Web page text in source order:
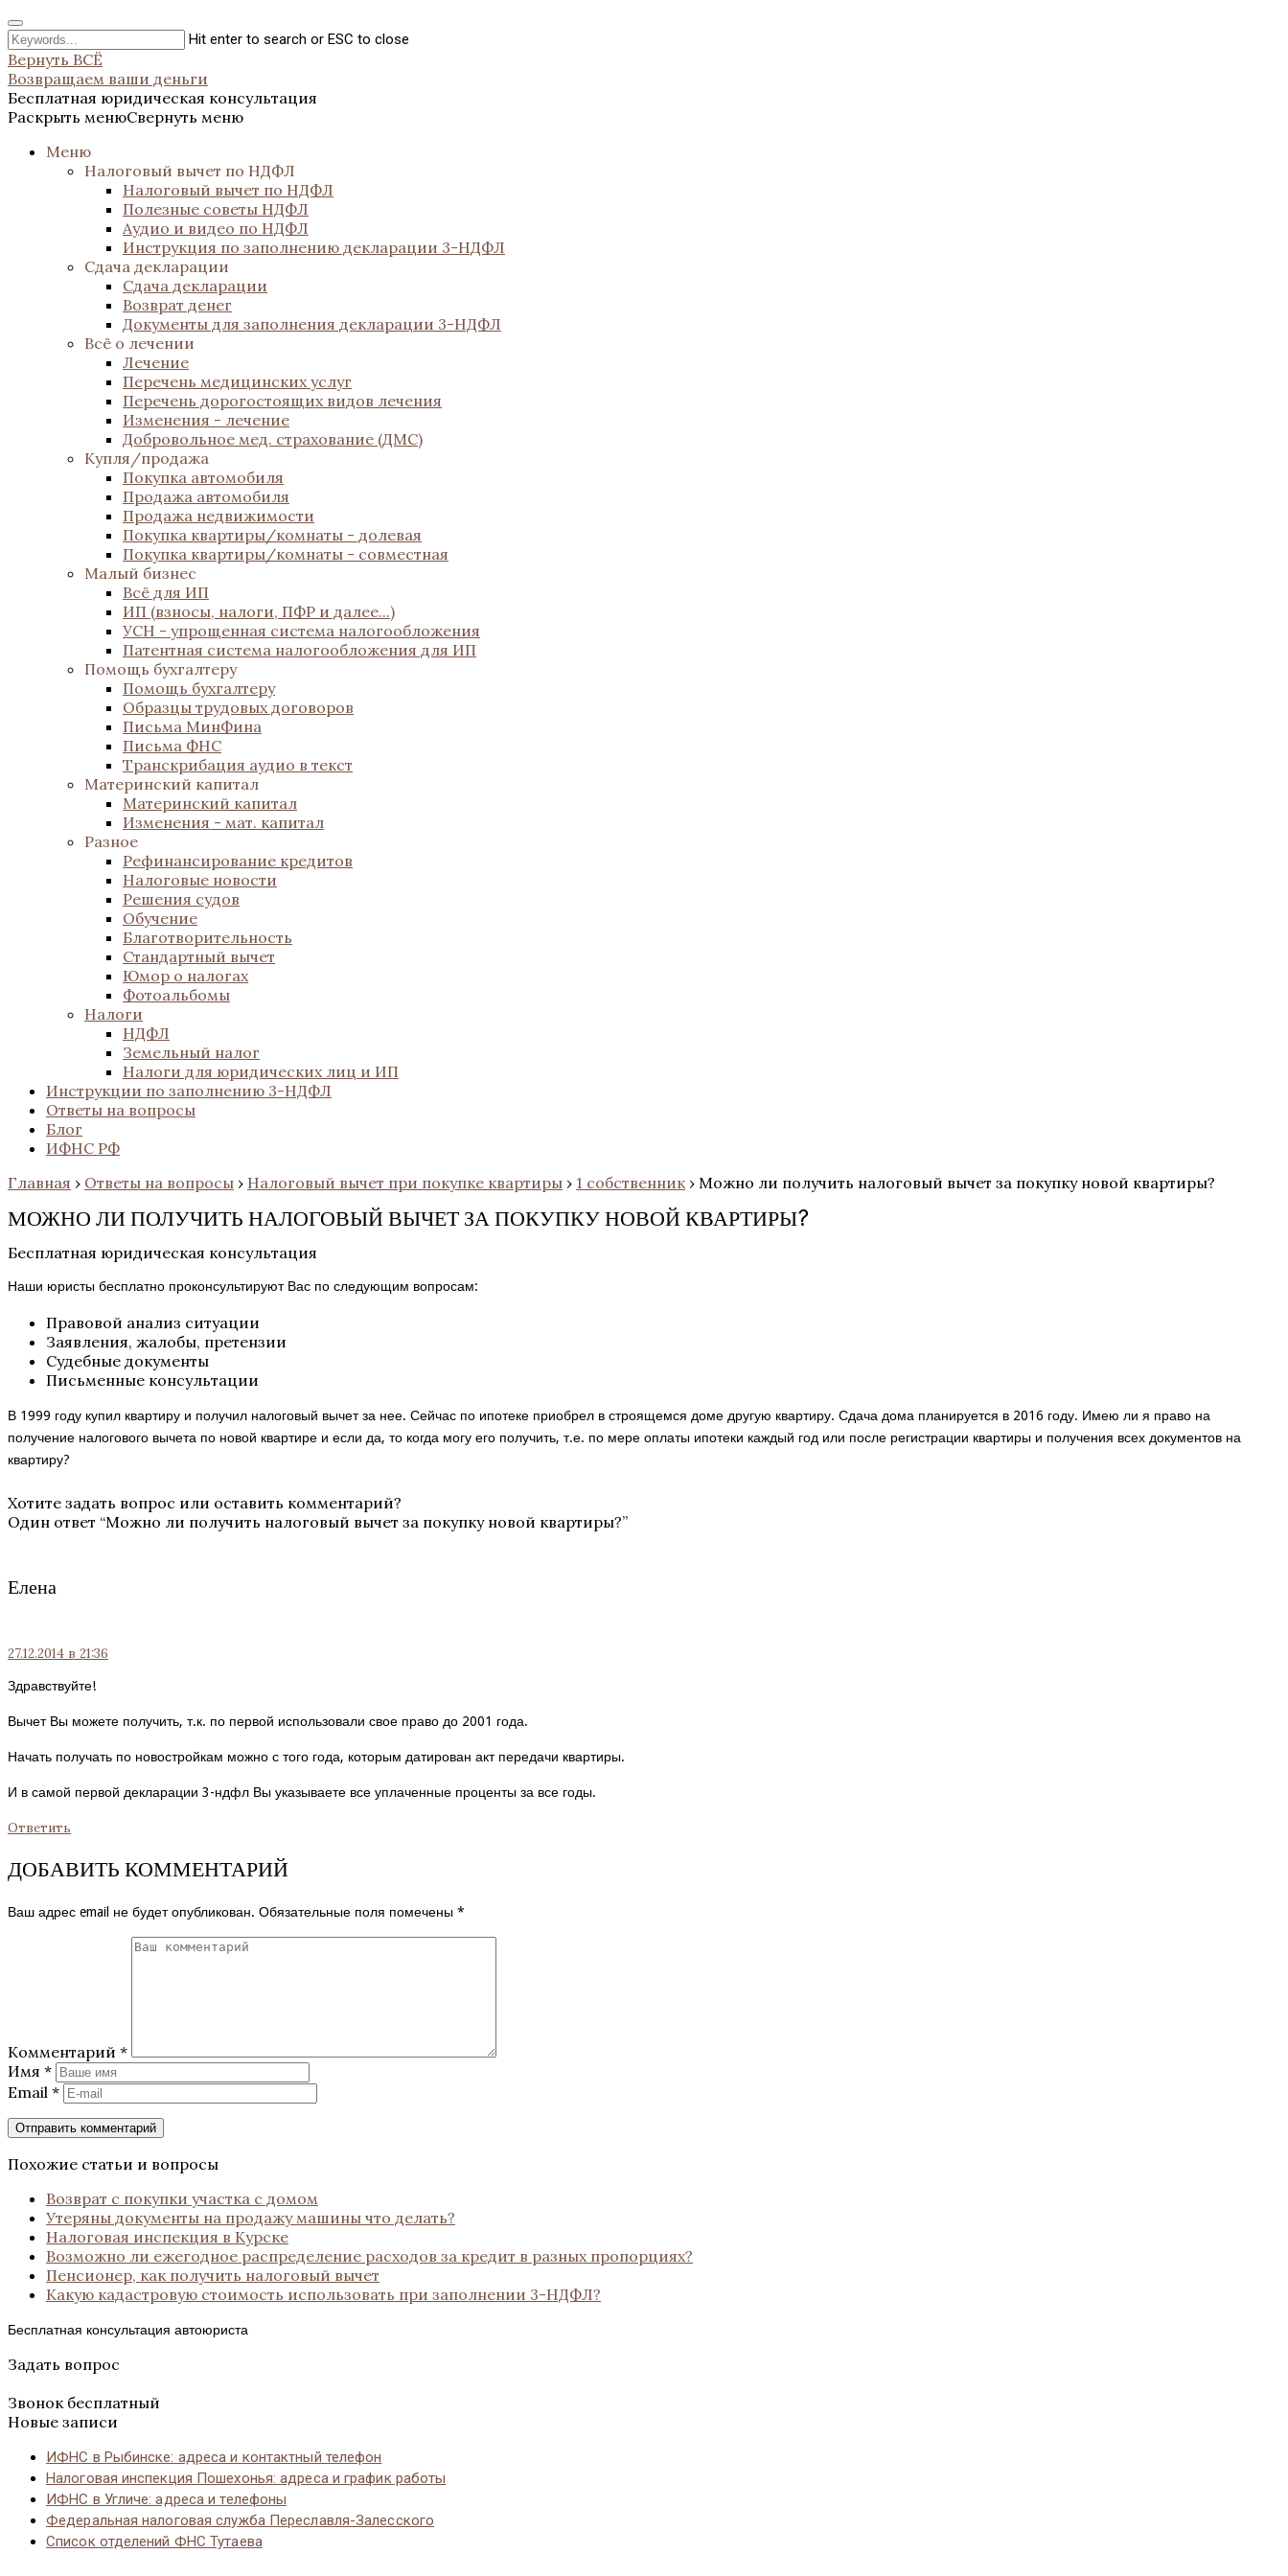
Hit enter to search or ESC to close
Вернуть ВСЁ
Возвращаем ваши деньги
Бесплатная юридическая консультация
Раскрыть менюСвернуть меню
Меню
Налоговый вычет по НДФЛ
Налоговый вычет по НДФЛ
Полезные советы НДФЛ
Аудио и видео по НДФЛ
Инструкция по заполнению декларации 3-НДФЛ
Сдача декларации
Сдача декларации
Возврат денег
Документы для заполнения декларации 3-НДФЛ
Всё о лечении
Лечение
Перечень медицинских услуг
Перечень дорогостоящих видов лечения
Изменения - лечение
Добровольное мед. страхование (ДМС)
Купля/продажа
Покупка автомобиля
Продажа автомобиля
Продажа недвижимости
Покупка квартиры/комнаты - долевая
Покупка квартиры/комнаты - совместная
Малый бизнес
Всё для ИП
ИП (взносы, налоги, ПФР и далее...)
УСН - упрощенная система налогообложения
Патентная система налогообложения для ИП
Помощь бухгалтеру
Помощь бухгалтеру
Образцы трудовых договоров
Письма МинФина
Письма ФНС
Транскрибация аудио в текст
Материнский капитал
Материнский капитал
Изменения - мат. капитал
Разное
Рефинансирование кредитов
Налоговые новости
Решения судов
Обучение
Благотворительность
Стандартный вычет
Юмор о налогах
Фотоальбомы
Налоги
НДФЛ
Земельный налог
Налоги для юридических лиц и ИП
Инструкции по заполнению 3-НДФЛ
Ответы на вопросы
Блог
ИФНС РФ
Главная › Ответы на вопросы › Налоговый вычет при покупке квартиры › 1 собственник › Можно ли получить налоговый вычет за покупку новой квартиры?
МОЖНО ЛИ ПОЛУЧИТЬ НАЛОГОВЫЙ ВЫЧЕТ ЗА ПОКУПКУ НОВОЙ КВАРТИРЫ?
Бесплатная юридическая консультация
Наши юристы бесплатно проконсультируют Вас по следующим вопросам:
Правовой анализ ситуации
Заявления, жалобы, претензии
Судебные документы
Письменные консультации
В 1999 году купил квартиру и получил налоговый вычет за нее. Сейчас по ипотеке приобрел в строящемся доме другую квартиру. Сдача дома планируется в 2016 году. Имею ли я право на
получение налогового вычета по новой квартире и если да, то когда могу его получить, т.е. по мере оплаты ипотеки каждый год или после регистрации квартиры и получения всех документов на
квартиру?
Хотите задать вопрос или оставить комментарий?
Один ответ “Можно ли получить налоговый вычет за покупку новой квартиры?”
Елена
27.12.2014 в 21:36
Здравствуйте!
Вычет Вы можете получить, т.к. по первой использовали свое право до 2001 года.
Начать получать по новостройкам можно с того года, которым датирован акт передачи квартиры.
И в самой первой декларации 3-ндфл Вы указываете все уплаченные проценты за все годы.
Ответить
ДОБАВИТЬ КОММЕНТАРИЙ
Ваш адрес email не будет опубликован. Обязательные поля помечены *
Комментарий *
Имя *
Email *
Похожие статьи и вопросы
Возврат с покупки участка с домом
Утеряны документы на продажу машины что делать?
Налоговая инспекция в Курске
Возможно ли ежегодное распределение расходов за кредит в разных пропорциях?
Пенсионер, как получить налоговый вычет
Какую кадастровую стоимость использовать при заполнении 3-НДФЛ?
Бесплатная консультация автоюриста
Задать вопрос
Звонок бесплатный
Новые записи
ИФНС в Рыбинске: адреса и контактный телефон
Налоговая инспекция Пошехонья: адреса и график работы
ИФНС в Угличе: адреса и телефоны
Федеральная налоговая служба Переславля-Залесского
Список отделений ФНС Тутаева